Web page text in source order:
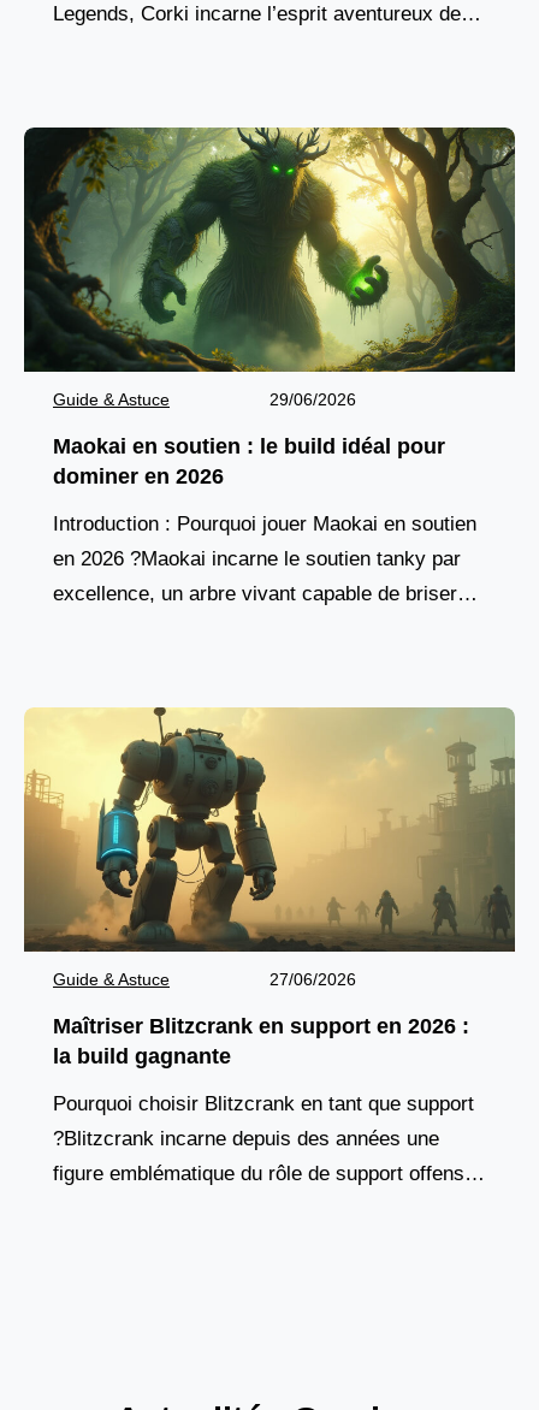
Legends, Corki incarne l’esprit aventureux des
Guide & Astuce 29/06/2026
Maokai en soutien : le build idéal pour
dominer en 2026
Introduction : Pourquoi jouer Maokai en soutien
en 2026 ?Maokai incarne le soutien tanky par
excellence, un arbre vivant capable de briser
Guide & Astuce 27/06/2026
Maîtriser Blitzcrank en support en 2026 :
la build gagnante
Pourquoi choisir Blitzcrank en tant que support
?Blitzcrank incarne depuis des années une
figure emblématique du rôle de support offensif.